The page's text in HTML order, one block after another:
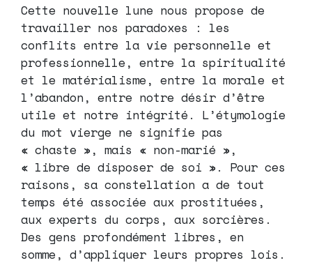
Cette nouvelle lune nous propose de
travailler nos paradoxes : les
conflits entre la vie personnelle et
professionnelle, entre la spiritualité
et le matérialisme, entre la morale et
l’abandon, entre notre désir d’être
utile et notre intégrité. L’étymologie
du mot vierge ne signifie pas
« chaste », mais « non-marié »,
« libre de disposer de soi ». Pour ces
raisons, sa constellation a de tout
temps été associée aux prostituées,
aux experts du corps, aux sorcières.
Des gens profondément libres, en
somme, d’appliquer leurs propres lois.